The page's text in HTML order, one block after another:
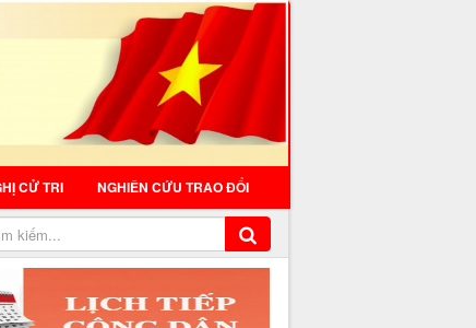
CỬ TRI NGHIÊN CỨU TRAO ĐỔI